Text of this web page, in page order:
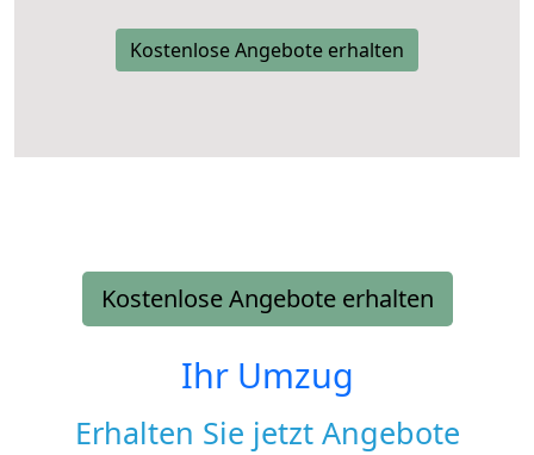
Kostenlose Angebote erhalten
Kostenlose Angebote erhalten
Ihr Umzug
Erhalten Sie jetzt Angebote